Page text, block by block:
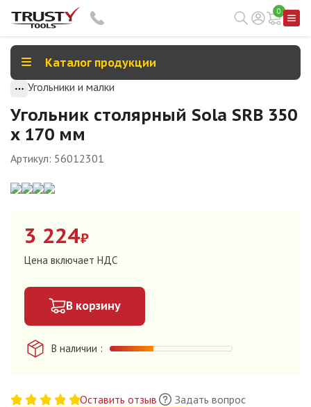
0
Каталог продукции
Угольники и малки
Угольник столярный Sola SRB 350
х 170 мм
Артикул: 56012301
3 224₽
Цена включает НДС
В корзину
В наличии
Оставить отзыв
Задать вопрос